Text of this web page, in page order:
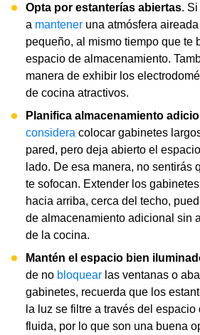
Opta por estanterías abiertas.
a mantener una atmósfera
pequeño, al mismo tiempo que te
espacio de almacenamiento.
manera de exhibir los
de cocina atractivos.
Planifica almacenamiento
considera colocar gabinetes
pared, pero deja abierto el
lado. De esa manera, no sentirás
te sofocan. Extender los
hacia arriba, cerca del techo,
de almacenamiento adicional sin
de la cocina.
Mantén el espacio bien
de no bloquear las ventanas o
gabinetes, recuerda que los
la luz se filtre a través del espacio
fluida, por lo que son una buena